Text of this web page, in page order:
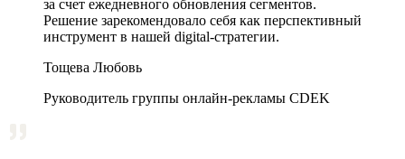
за счет ежедневного обновления сегментов.
Решение зарекомендовало себя как перспективный
инструмент в нашей digital-стратегии.
Тощева Любовь
Руководитель группы онлайн-рекламы CDEK